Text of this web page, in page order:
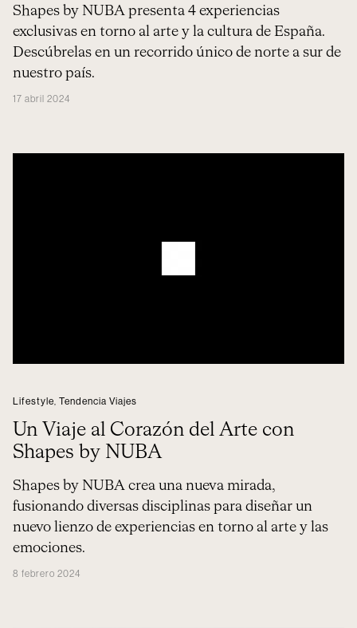
Shapes by NUBA presenta 4 experiencias
exclusivas en torno al arte y la cultura de España.
Descúbrelas en un recorrido único de norte a sur de
nuestro país.
17 abril 2024
Lifestyle Tendencia Viajes
Un Viaje al Corazón del Arte con
Shapes by NUBA
Shapes by NUBA crea una nueva mirada,
fusionando diversas disciplinas para diseñar un
nuevo lienzo de experiencias en torno al arte y las
emociones.
8 febrero 2024